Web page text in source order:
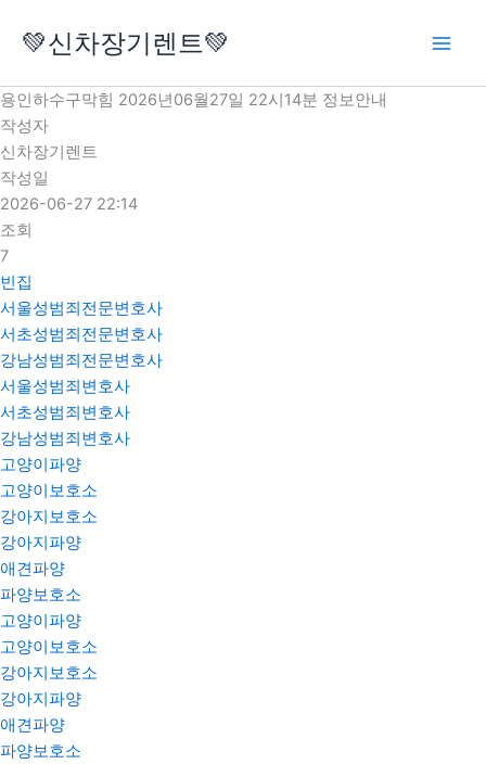
로
건
너
뛰
기
💚신차장기렌트💚
용인하수구막힘 2026년06월27일 22시14분 정보안내
작성자
신차장기렌트
작성일
2026-06-27 22:14
조회
7
빈집
서울성범죄전문변호사
서초성범죄전문변호사
강남성범죄전문변호사
서울성범죄변호사
서초성범죄변호사
강남성범죄변호사
고양이파양
고양이보호소
강아지보호소
강아지파양
애견파양
파양보호소
고양이파양
고양이보호소
강아지보호소
강아지파양
애견파양
파양보호소